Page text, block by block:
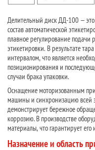
Делительный диск ДД-100 — это
состав автоматической
плавное регулирование подачи
этикетировки. В результате
интервалом, что является
позиционирования и
случаи брака упаковки.
Оснащение моторизованным
машины и синхронизацию всей
демонстрирует бережное
коррозию. В производстве
материалы, что гарантирует его
Назначение и область